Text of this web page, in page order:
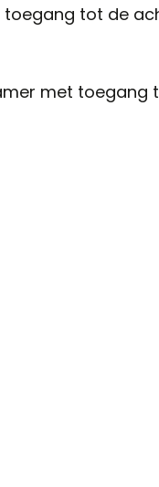
toegang tot de
met toegang